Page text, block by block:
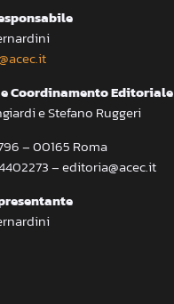
Coordinamento Editoriale
e Stefano Ruggeri
– 00165 Roma
– editoria@acec.it